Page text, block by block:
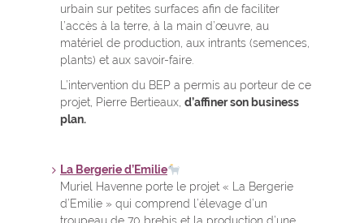
urbain sur petites surfaces afin de faciliter
l’accès à la terre, à la main d’œuvre, au
matériel de production, aux intrants (semences,
plants) et aux savoir-faire.
L’intervention du BEP a permis au porteur de ce
projet, Pierre Bertieaux, d’affiner son business
plan.
La Bergerie d’Emilie
Muriel Havenne porte le projet « La Bergerie
d’Emilie » qui comprend l’élevage d’un